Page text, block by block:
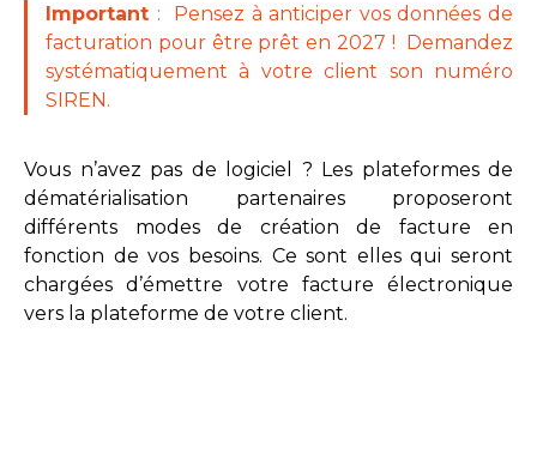
Important : Pensez à anticiper vos données de
facturation pour être prêt en 2027 ! Demandez
systématiquement à votre client son numéro
SIREN.
Vous n’avez pas de logiciel ? Les plateformes de
dématérialisation partenaires proposeront
différents modes de création de facture en
fonction de vos besoins. Ce sont elles qui seront
chargées d’émettre votre facture électronique
vers la plateforme de votre client.